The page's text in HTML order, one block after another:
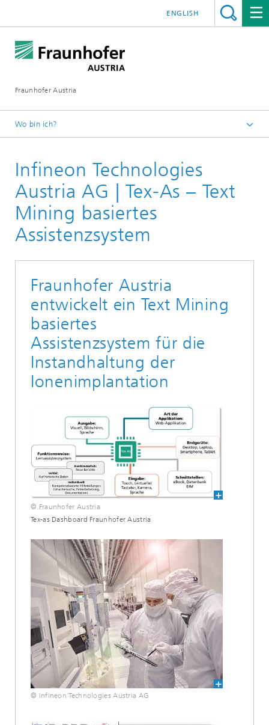
Fraunhofer Austria
ENGLISH
Wo bin ich?
Referenzen Arbeitsgestaltung und Digitalisierung
Infineon Technologies
Austria AG | Tex-As – Text
Mining basiertes
Assistenzsystem
Fraunhofer Austria
entwickelt ein Text Mining
basiertes
Assistenzsystem für die
Instandhaltung der
Ionenimplantation
© Fraunhofer Austria
Tex-as Dashboard Fraunhofer Austria
© Infineon Technologies Austria AG